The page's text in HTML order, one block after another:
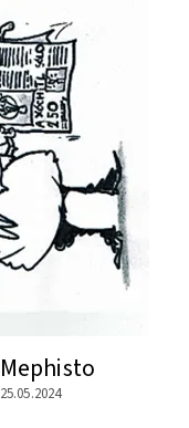
Mephisto
25.05.2024